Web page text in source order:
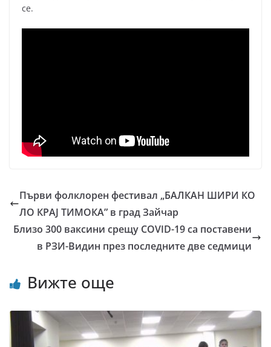
се.
Първи фолклорен фестивал „БАЛКАН ШИРИ КО
ЛО КРАJ ТИМОКА” в град Зайчар
Близо 300 ваксини срещу COVID-19 са поставени
в РЗИ-Видин през последните две седмици
Вижте още